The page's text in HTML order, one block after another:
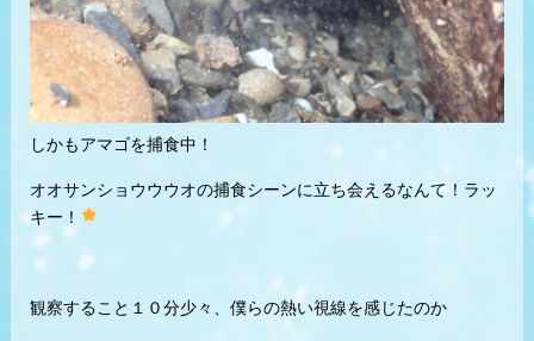
しかもアマゴを捕食中！
オオサンショウウウオの捕食シーンに立ち会えるなんて！ラッ
キー！
観察すること１０分少々、僕らの熱い視線を感じたのか